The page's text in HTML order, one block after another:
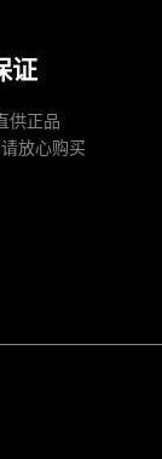
证
供正品
放心购买